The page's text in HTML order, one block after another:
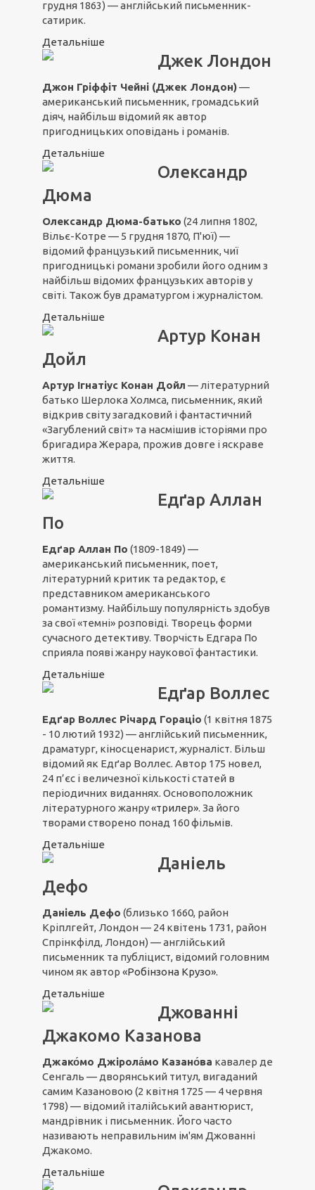
грудня 1863) — англійський письменник-
сатирик.
Детальніше
Джек Лондон
Джон Гріффіт Чейні (Джек Лондон)—
американський письменник, громадський
діяч, найбільш відомий як автор
пригодницьких оповідань і романів.
Детальніше
Олександр
Дюма
Олександр Дюма-батько (24 липня 1802,
Вільє-Котре — 5 грудня 1870, П'юї) —
відомий французький письменник, чиї
пригодницькі романи зробили його одним з
найбільш відомих французьких авторів у
світі. Також був драматургом і журналістом.
Детальніше
Артур Конан
Дойл
Артур Ігнатіус Конан Дойл — літературний
батько Шерлока Холмса, письменник, який
відкрив світу загадковий і фантастичний
«Загублений світ» та насмішив історіями про
бригадира Жерара, прожив довге і яскраве
життя.
Детальніше
Едґар Аллан
По
Едґар Аллан По (1809-1849) —
американський письменник, поет,
літературний критик та редактор, є
представником американського
романтизму. Найбільшу популярність здобув
за свої «темні» розповіді. Творець форми
сучасного детективу. Творчість Едгара По
сприяла появі жанру наукової фантастики.
Детальніше
Едґар Воллес
Едґар Воллес Річард Гораціо (1 квітня 1875
- 10 лютий 1932) — англійський письменник,
драматург, кіносценарист, журналіст. Більш
відомий як Едґар Воллес. Автор 175 новел,
24 п’єс і величезної кількості статей в
періодичних виданнях. Основоположник
літературного жанру«трилер». За його
творами створено понад 160 фільмів.
Детальніше
Даніель
Дефо
Даніель Дефо (близько 1660, район
Кріплгейт, Лондон — 24 квітень 1731, район
Спрінкфілд, Лондон) — англійський
письменник та публіцист, відомий головним
чином як автор «Робінзона Крузо».
Детальніше
Джованні
Джакомо Казанова
Джако́мо Джірола́мо Казано́ва кавалер де
Сенгаль — дворянський титул, вигаданий
самим Казановою (2 квітня 1725 — 4 червня
1798) — відомий італійський авантюрист,
мандрівник і письменник. Його часто
називають неправильним ім'ям Джованні
Джакомо.
Детальніше